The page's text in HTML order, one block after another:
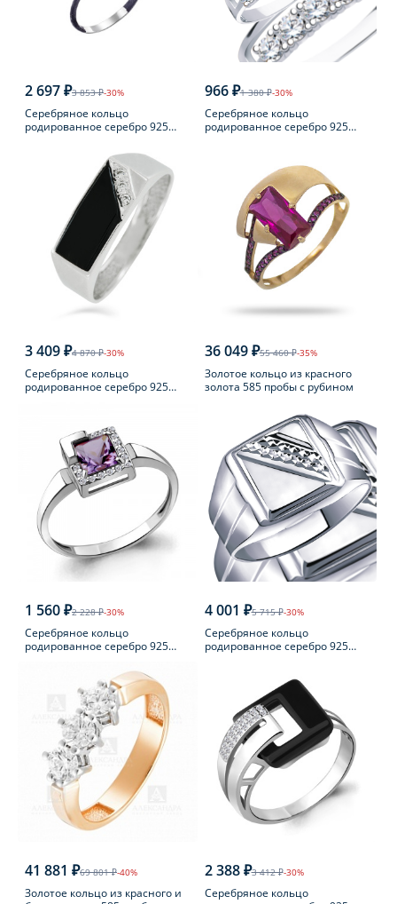
2 697 ₽3 853 ₽-30%
Серебряное кольцо
родированное серебро 925
966 ₽1 380 ₽-30%
Серебряное кольцо
родированное серебро 925
3 409 ₽4 870 ₽-30%
Серебряное кольцо
родированное серебро 925
36 049 ₽55 460 ₽-35%
Золотое кольцо из красного
золота 585 пробы с рубином
1 560 ₽2 228 ₽-30%
Серебряное кольцо
родированное серебро 925
4 001 ₽5 715 ₽-30%
Серебряное кольцо
родированное серебро 925
41 881 ₽69 801 ₽-40%
Золотое кольцо из красного и
2 388 ₽3 412 ₽-30%
Серебряное кольцо